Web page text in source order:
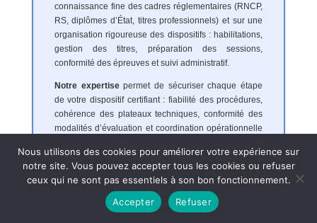
connaissance fine des cadres réglementaires (RNCP,
RS, diplômes d’État, titres professionnels) et sur une
organisation rigoureuse des dispositifs : habilitations,
gestion des titres, préparation des sessions,
conformité des épreuves et suivi administratif.
Notre expertisepermet de sécuriser chaque étape
de votre dispositif certifiant : fiabilité des procédures,
cohérence des plateaux techniques, conformité des
modalités d’évaluation et coordination opérationnelle
Notre accompagnement intègre :
L’élaboration et le dépôt des demandes d’habilitation
Nous utilisons des cookies pour améliorer votre expérience sur
notre site. Vous pouvez accepter tous les cookies ou refuser
ceux qui ne sont pas essentiels à son bon fonctionnement.
Accepter
Refuser